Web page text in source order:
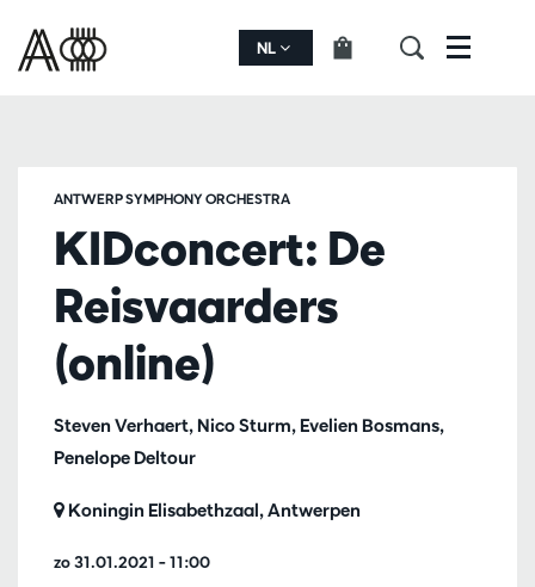
NL Menu
KIDconcert: De
Reisvaarders
(online)
Steven Verhaert, Nico Sturm, Evelien Bosmans,
Penelope Deltour
ANTWERP SYMPHONY ORCHESTRA
zo 31.01.2021 – 11:00
Koningin Elisabethzaal, Antwerpen